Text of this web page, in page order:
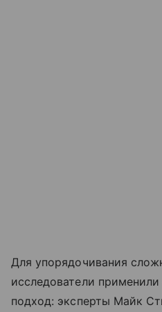
Для упорядочивания
исследователи
подход: эксперты Майк